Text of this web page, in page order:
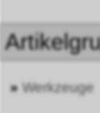
» Werkzeuge